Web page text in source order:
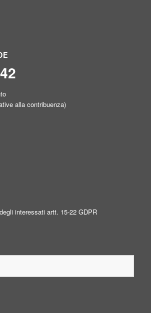
alla contribuenza)
interessati artt. 15-22 GDPR